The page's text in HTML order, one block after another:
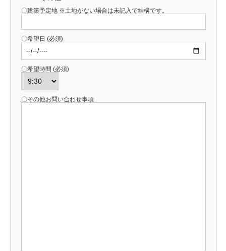
〇建築予定地 ※土地がない場合は未記入で結構です。
〇希望日 (必須)
〇希望時間 (必須)
〇その他お問い合わせ事項